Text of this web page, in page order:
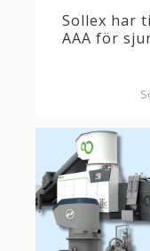
Sollex har
AAA för